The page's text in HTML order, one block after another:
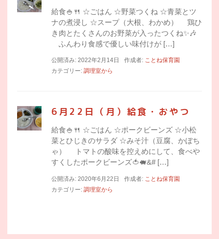
給食🍚🍴 ☆ごはん ☆野菜つくね ☆青菜とツ
ナの煮浸し ☆スープ（大根、わかめ） 鶏ひ
き肉とたくさんのお野菜が入ったつくね✨🎶
ふんわり食感で優しい味付けが […]
公開済み: 2022年2月14日 作成者: ことね保育園
カテゴリー: 調理室から
6月22日（月）給食・おやつ
給食🍚🍴 ☆ごはん ☆ポークビーンズ ☆小松
菜とひじきのサラダ ☆みそ汁（豆腐、かぼち
ゃ） トマトの酸味を控えめにして、食べや
すくしたポークビーンズ🍅🐖&# […]
公開済み: 2020年6月22日 作成者: ことね保育園
カテゴリー: 調理室から